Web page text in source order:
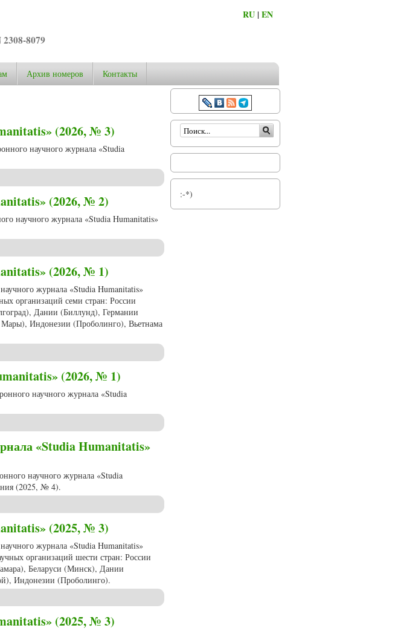
8079
RU |EN
Архив номеров Контакты
(2026, № 3)
научного журнала «Studia
(2026, № 2)
научного журнала «Studia Humanitatis»
(2026, № 1)
журнала «Studia Humanitatis»
организаций семи стран: России
Дании (Биллунд), Германии
Индонезии (Проболинго), Вьетнама
(2026, № 1)
научного журнала «Studia
«Studia Humanitatis»
научного журнала «Studia
(2025, № 4).
(2025, № 3)
журнала «Studia Humanitatis»
организаций шести стран: России
Беларуси (Минск), Дании
Индонезии (Проболинго).
(2025, № 3)
Форма поиска
:-*)